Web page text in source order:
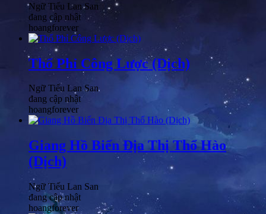
Ngữ Tiếu Lan San
đang cập nhật
hoangforever
Thổ Phỉ Công Lược (Dịch)
Ngữ Tiếu Lan San
đang cập nhật
hoangforever
Giang Hồ Biến Địa Thị Thổ Hào
(Dịch)
Ngữ Tiếu Lan San
đang cập nhật
hoangforever